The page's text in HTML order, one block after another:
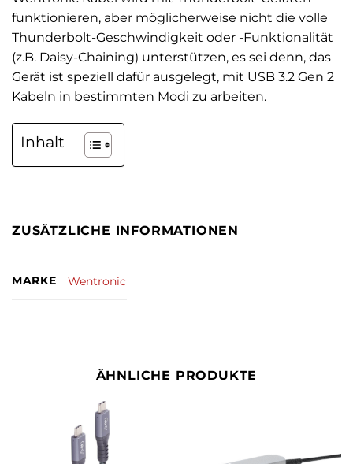
funktionieren, aber möglicherweise nicht die volle
Thunderbolt-Geschwindigkeit oder -Funktionalität
(z.B. Daisy-Chaining) unterstützen, es sei denn, das
Gerät ist speziell dafür ausgelegt, mit USB 3.2 Gen 2
Kabeln in bestimmten Modi zu arbeiten.
Inhalt
ZUSÄTZLICHE INFORMATIONEN
MARKE Wentronic
ÄHNLICHE PRODUKTE